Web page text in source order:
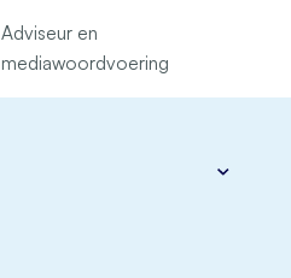
Adviseur en
mediawoordvoering